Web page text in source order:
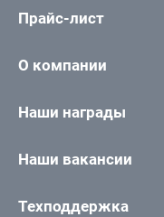
Прайс-лист
О компании
Наши награды
Наши вакансии
Техподдержка